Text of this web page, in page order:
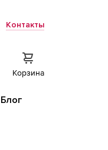
Контакты
Корзина
Блог